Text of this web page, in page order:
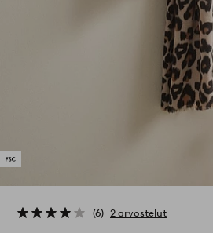
6 2 arvostelut